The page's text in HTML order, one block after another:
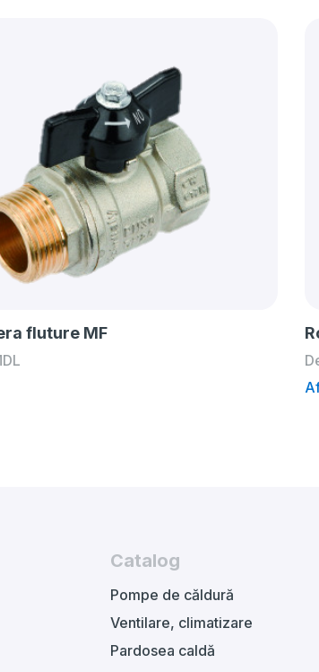
fluture MF
Catalog
Pompe de căldură
Ventilare, climatizare
Pardosea caldă